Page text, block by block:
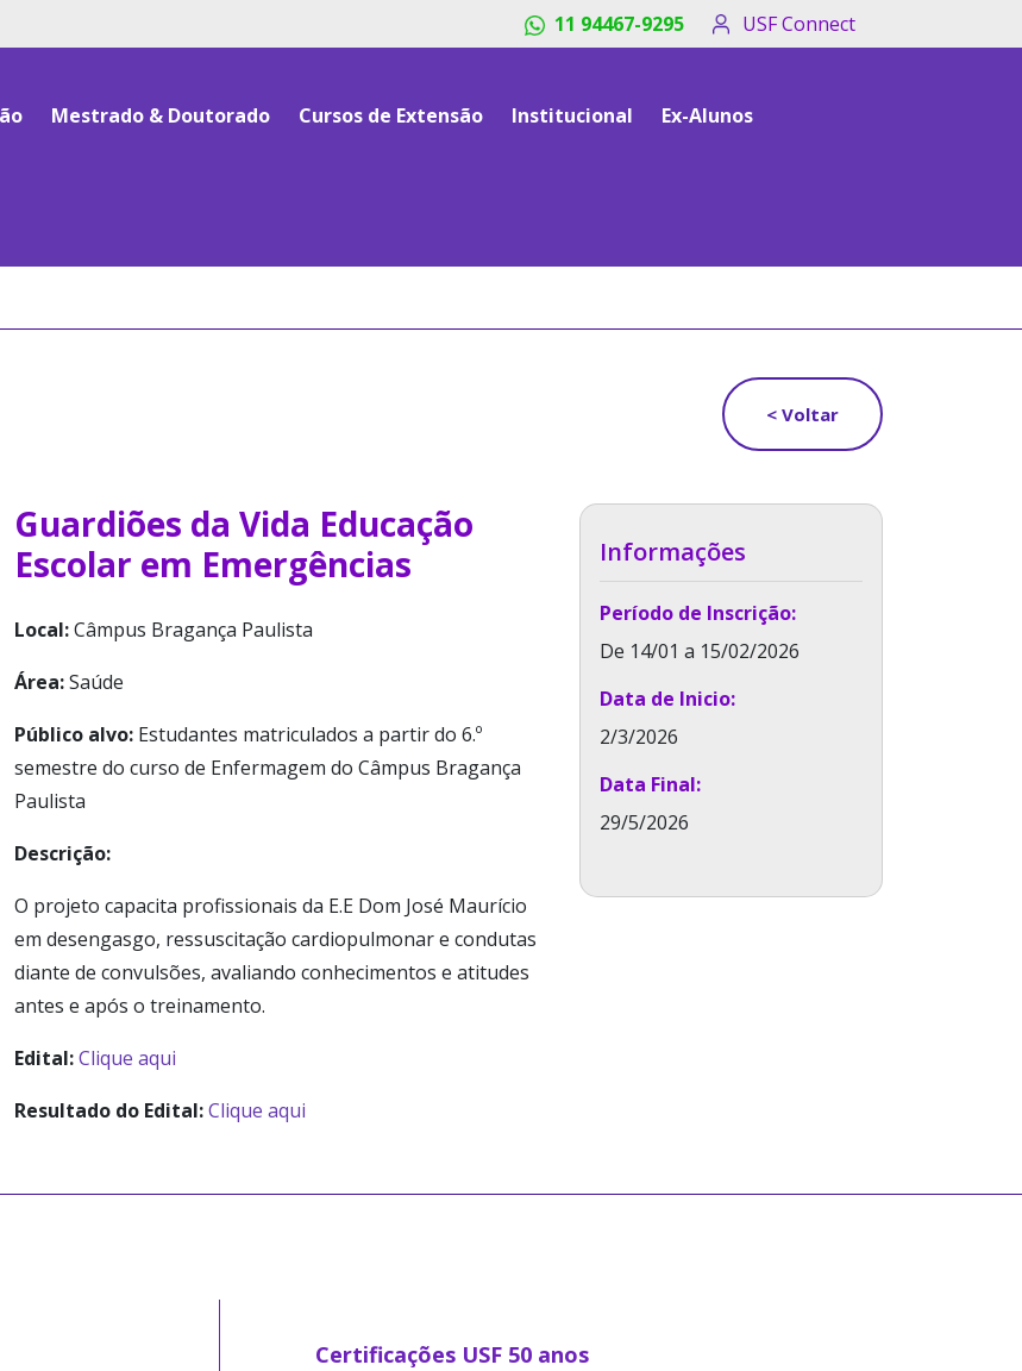
11 94467-9295 USF Connect
Mestrado & Doutorado Cursos de Extensão Institucional Ex-Alunos
< Voltar
Guardiões da Vida Educação
Escolar em Emergências
Local:Câmpus Bragança Paulista
Área:Saúde
Público alvo: Estudantes matriculados a partir do 6.º
semestre do curso de Enfermagem do Câmpus Bragança
Paulista
Descrição:
O projeto capacita profissionais da E.E Dom José Maurício
em desengasgo, ressuscitação cardiopulmonar e condutas
diante de convulsões, avaliando conhecimentos e atitudes
antes e após o treinamento.
Edital:Clique aqui
Resultado do Edital:Clique aqui
Informações
Período de Inscrição:
De 14/01 a 15/02/2026
Data de Inicio:
2/3/2026
Data Final:
29/5/2026
Certificações USF 50 anos